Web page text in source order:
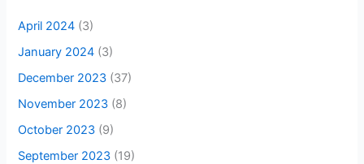
April 2024 (3)
January 2024 (3)
December 2023 (37)
November 2023 (8)
October 2023 (9)
September 2023 (19)